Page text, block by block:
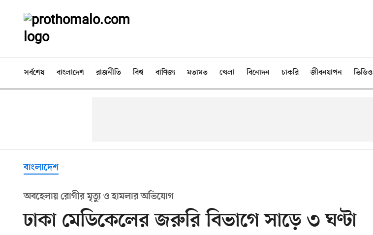
সর্বশেষ বাংলাদেশ রাজনীতি বিশ্ব বাণিজ্য মতামত খেলা বিনোদন চাকরি জীবনযাপন ভিডিও
বাংলাদেশ
অবহেলায় রোগীর মৃত্যু ও হামলার অভিযোগ
ঢাকা মেডিকেলের জরুরি বিভাগে সাড়ে ৩ ঘণ্টা